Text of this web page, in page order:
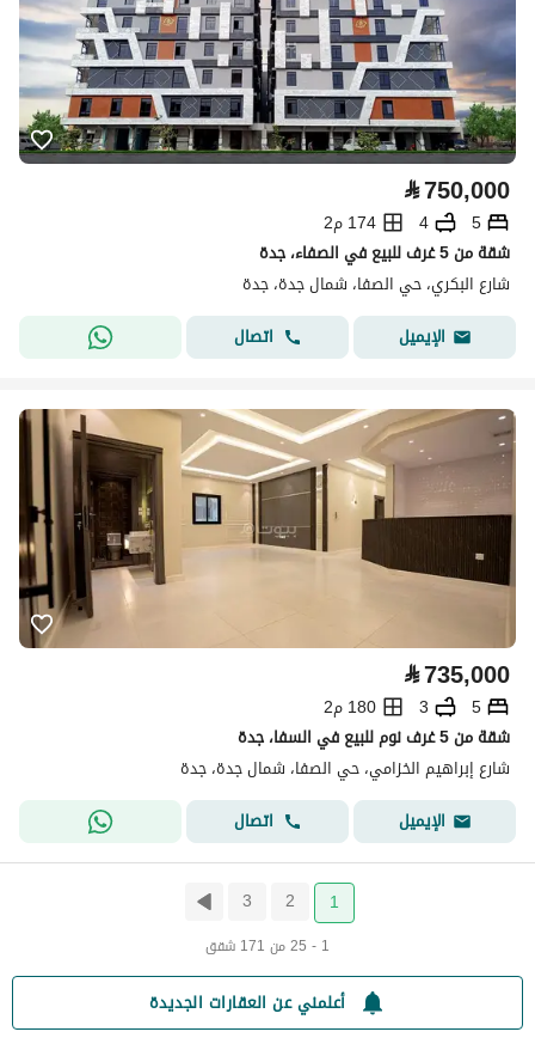
⃁750,000
5
4
174 م2
شقة من 5 غرف للبيع في الصفاء، جدة
شارع البكري، حي الصفا، شمال جدة، جدة
الإيميل
اتصال
⃁735,000
5
3
180 م2
شقة من 5 غرف نوم للبيع في السفا، جدة
شارع إبراهيم الخزامي، حي الصفا، شمال جدة، جدة
الإيميل
اتصال
1
2
3
1 - 25 من 171 شقق
أعلمني عن العقارات الجديدة